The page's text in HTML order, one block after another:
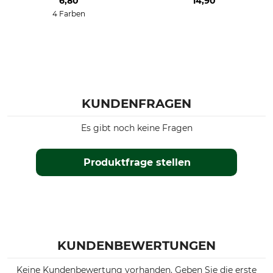
4 Farben
KUNDENFRAGEN
Produktfrage stellen
Es gibt noch keine Fragen
KUNDENBEWERTUNGEN
Keine Kundenbewertung vorhanden. Geben Sie die erste